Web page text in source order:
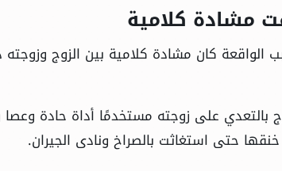
مشادة كلامية
كان مشادة كلامية بين الزوج وزوجته
بالتعدي على زوجته مستخدمًا أداة حادة
حتى استغاثت بالصراخ ونادى الجيران.